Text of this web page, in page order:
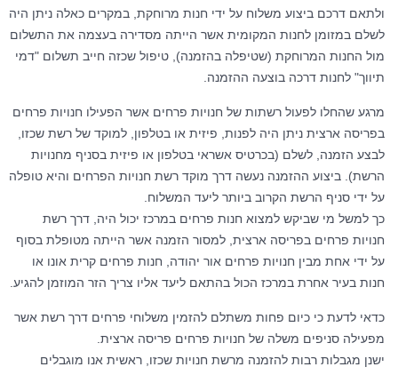
ולתאם דרכם ביצוע משלוח על ידי חנות מרוחקת, במקרים כאלה ניתן היה
לשלם במזומן לחנות המקומית אשר הייתה מסדירה בעצמה את התשלום
מול החנות המרוחקת (שטיפלה בהזמנה), טיפול שכזה חייב תשלום "דמי
תיווך" לחנות דרכה בוצעה ההזמנה.
מרגע שהחלו לפעול רשתות של חנויות פרחים אשר הפעילו חנויות פרחים
בפריסה ארצית ניתן היה לפנות, פיזית או בטלפון, למוקד של רשת שכזו,
לבצע הזמנה, לשלם (בכרטיס אשראי בטלפון או פיזית בסניף מחנויות
הרשת). ביצוע ההזמנה נעשה דרך מוקד רשת חנויות הפרחים והיא טופלה
על ידי סניף הרשת הקרוב ביותר ליעד המשלוח.
כך למשל מי שביקש למצוא חנות פרחים במרכז יכול היה, דרך רשת
חנויות פרחים בפריסה ארצית, למסור הזמנה אשר הייתה מטופלת בסוף
על ידי אחת מבין חנויות פרחים אור יהודה, חנות פרחים קרית אונו או
חנות בעיר אחרת במרכז הכול בהתאם ליעד אליו צריך הזר המוזמן להגיע.
כדאי לדעת כי כיום פחות משתלם להזמין משלוחי פרחים דרך רשת אשר
מפעילה סניפים משלה של חנויות פרחים פריסה ארצית.
ישנן מגבלות רבות להזמנה מרשת חנויות שכזו, ראשית אנו מוגבלים